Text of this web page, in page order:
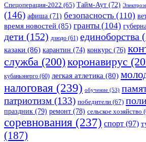
Спецоперация-2022 (65) Тайм-Аут (72)
(146) афиша (71) безопасность (110)
время новостей (85) гранты (104)
дети (152) дзюдо (61) единоборства
казаки (86) карантин (74) конкурс (76)
служба (200)коронавирус
кубаньэнерго (60) легкая атлетика (80)
налоговая (239) обучение (53)
патриотизм (133) победители (67)
праздник (79) ремонт (78) сельское хозяйство
соревнования (237) спорт (97)
(187)